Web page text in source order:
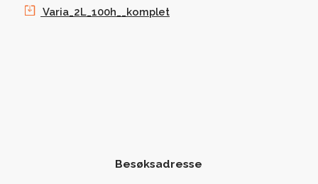
Varia_2L_100h__komplet
Besøksadresse